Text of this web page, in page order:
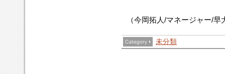
（今岡拓人/マネージャー/早
未分類